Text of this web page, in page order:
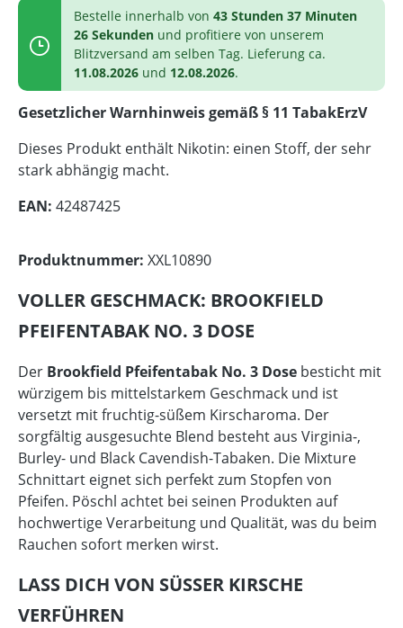
Bestelle innerhalb von 43 Stunden 37 Minuten
26 Sekunden und profitiere von unserem
Blitzversand am selben Tag. Lieferung ca.
11.08.2026 und 12.08.2026.
Gesetzlicher Warnhinweis gemäß § 11 TabakErzV
Dieses Produkt enthält Nikotin: einen Stoff, der sehr
stark abhängig macht.
EAN: 42487425
Produktnummer: XXL10890
VOLLER GESCHMACK: BROOKFIELD
PFEIFENTABAK NO. 3 DOSE
Der Brookfield Pfeifentabak No. 3 Dose besticht mit
würzigem bis mittelstarkem Geschmack und ist
versetzt mit fruchtig-süßem Kirscharoma. Der
sorgfältig ausgesuchte Blend besteht aus Virginia-,
Burley- und Black Cavendish-Tabaken. Die Mixture
Schnittart eignet sich perfekt zum Stopfen von
Pfeifen. Pöschl achtet bei seinen Produkten auf
hochwertige Verarbeitung und Qualität, was du beim
Rauchen sofort merken wirst.
LASS DICH VON SÜSSER KIRSCHE V
ERFÜHREN